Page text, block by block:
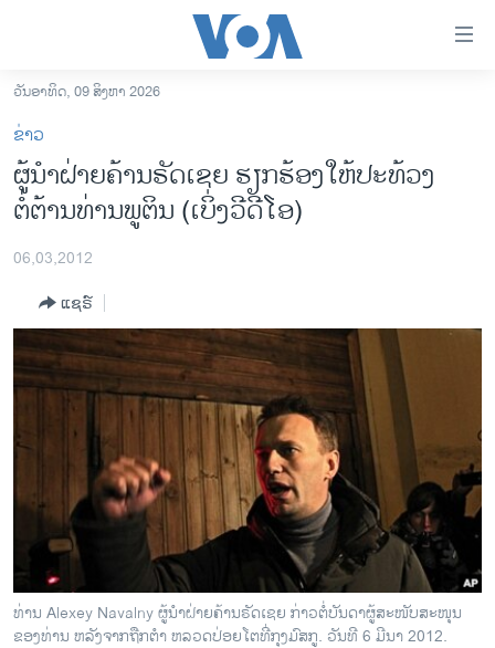
ເຂົ້າ
ຫາ
ຂ້າມ
ຂ້າມ
ຂ້າມ
ຫາ
ລາວ
ອາເມຣິກາ
ການເລືອກຕັ້ງ ປະທານາທີບໍດີ ສະຫະລັດ 2024
ຂ່າວ​ຈີນ
ໂລກ
ເອເຊຍ
ອິດສະຫຼະພາບດ້ານການຂ່າວ
ຊີວິດຊາວລາວ
ຊຸມຊົນຊາວລາວ
ວິທະຍາສາດ-ເທັກໂນໂລຈີ
ທຸລະກິດ
ພາສາອັງກິດ
ວີດີໂອ
ວັນອາທິດ, 09 ສິງຫາ 2026
ຂ່າວ
ຜູ້ນໍາຝ່າຍຄ້ານຣັດເຊຍ ຮຽກຮ້ອງໃຫ້ປະທ້ວງ
ຕໍ່ຕ້ານທ່ານພູຕິນ (ເບິ່ງວີດີໂອ)
06,03,2012
ແຊຣ໌
ທ່ານ Alexey Navalny ຜູ້ນໍາຝ່າຍຄ້ານຣັດເຊຍ ກ່າວຕໍ່ບັນດາຜູ້ສະໜັບສະໜຸນ
ຂອງທ່ານ ຫລັງຈາກຖືກຕໍາ ຫລວດປ່ອຍໂຕທີ່ກຸງມົສກູ. ວັນທີ 6 ມີນາ 2012.